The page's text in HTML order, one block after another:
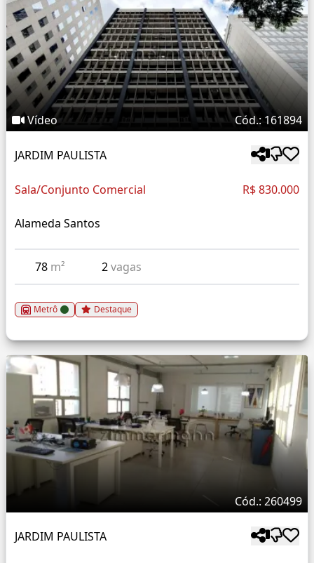
Vídeo Cód.: 161894
JARDIM PAULISTA
Sala/Conjunto Comercial R$ 830.000
Alameda Santos
78 m² 2vagas
Metrô Destaque
Cód.: 260499
JARDIM PAULISTA